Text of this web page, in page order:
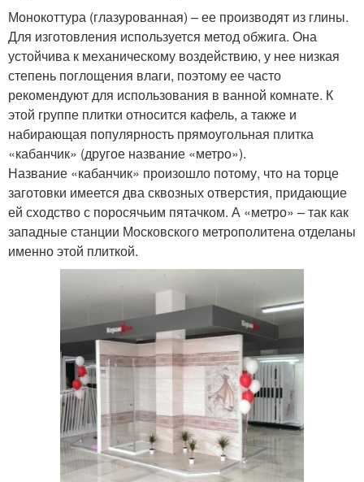
Монокоттура (глазурованная) – ее производят из глины.
Для изготовления используется метод обжига. Она
устойчива к механическому воздействию, у нее низкая
степень поглощения влаги, поэтому ее часто
рекомендуют для использования в ванной комнате. К
этой группе плитки относится кафель, а также и
набирающая популярность прямоугольная плитка
«кабанчик» (другое название «метро»).
Название «кабанчик» произошло потому, что на торце
заготовки имеется два сквозных отверстия, придающие
ей сходство с поросячьим пятачком. А «метро» – так как
западные станции Московского метрополитена отделаны
именно этой плиткой.